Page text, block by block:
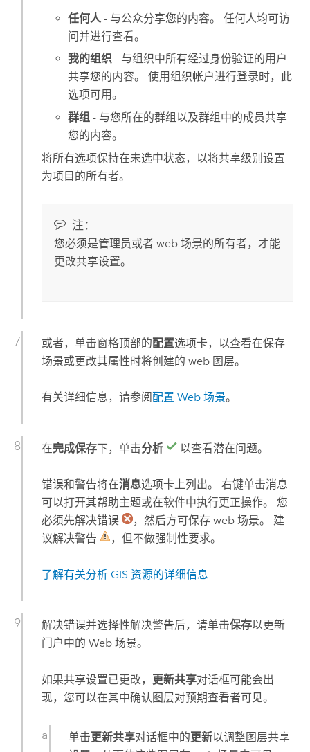
任何人 - 与公众分享您的内容。 任何人均可访
问并进行查看。
我的组织 - 与组织中所有经过身份验证的用户
共享您的内容。 使用组织帐户进行登录时，此
选项可用。
群组 - 与您所在的群组以及群组中的成员共享
您的内容。
将所有选项保持在未选中状态，以将共享级别设置
为项目的所有者。
注：
您必须是管理员或者 web 场景的所有者，才能
更改共享设置。
或者，单击窗格顶部的配置选项卡，以查看在保存
场景或更改其属性时将创建的 web 图层。
有关详细信息，请参阅 配置 Web 场景。
在完成保存下，单击分析 以查看潜在问题。
错误和警告将在消息选项卡上列出。 右键单击消息
可以打开其帮助主题或在软件中执行更正操作。 您
必须先解决错误
，然后方可保存 web 场景。 建
议解决警告
，但不做强制性要求。
了解有关分析 GIS 资源的详细信息
解决错误并选择性解决警告后，请单击保存以更新
门户中的 Web 场景。
如果共享设置已更改， 更新共享对话框可能会出
现，您可以在其中确认图层对预期查看者可见。
单击更新共享对话框中的更新以调整图层共享